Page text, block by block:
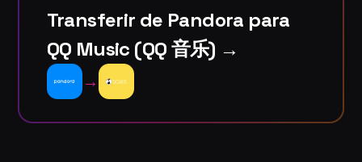
Transferir de Pandora para
QQ Music (QQ 音乐) →
→